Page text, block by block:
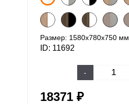
Размер: 1580х780х750 мм
ID: 11692
-
18371 ₽